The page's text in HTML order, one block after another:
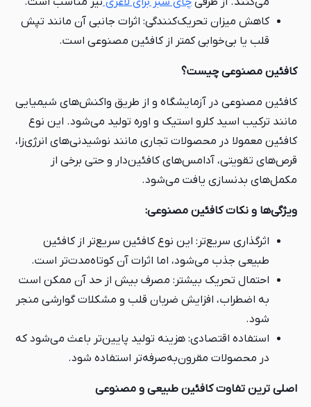
کاهش میزان تحریک‌کنندگی: اثرات جانبی آن مانند تپش
قلب یا بی‌خوابی کمتر از کافئین مصنوعی است.
کافئین مصنوعی چیست؟
کافئین مصنوعی در آزمایشگاه و از طریق واکنش‌های شیمیایی
مانند ترکیب اسید کلرو استیک و اوره تولید می‌شود. این نوع
کافئین معمولا در محصولات تجاری مانند نوشیدنی‌های انرژی‌زا،
قرص‌های تقویتی، آدامس‌های کافئین‌دار و حتی برخی از
مکمل‌های بدنسازی یافت می‌شود.
ویژگی‌ها و نکات کافئین مصنوعی:
اثرگذاری سریع‌تر: این نوع کافئین سریع‌تر از کافئین
طبیعی جذب می‌شود، اما اثرات آن کوتاه‌مدت‌تر است.
احتمال تحریک بیشتر: مصرف بیش از حد آن ممکن است
به اضطراب، افزایش ضربان قلب و مشکلات گوارشی منجر
شود.
استفاده اقتصادی: هزینه تولید پایین‌تر باعث می‌شود که
در محصولات مقرون‌به‌صرفه‌تر استفاده شود.
اصلی ترین تفاوت کافئین طبیعی و مصنوعی